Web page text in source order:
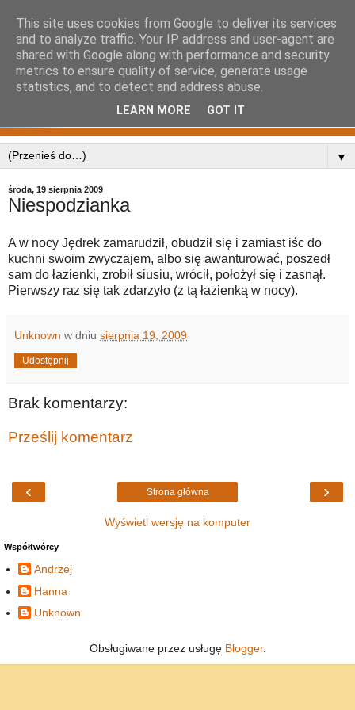
▼
środa, 19 sierpnia 2009
Niespodzianka
A w nocy Jędrek zamarudził, obudził się i zamiast iśc do
kuchni swoim zwyczajem, albo się awanturować, poszedł
sam do łazienki, zrobił siusiu, wrócił, położył się i zasnął.
Pierwszy raz się tak zdarzyło (z tą łazienką w nocy).
Unknown w dniu sierpnia 19, 2009
Udostępnij
Brak komentarzy:
Prześlij komentarz
‹ ›
Strona główna
Wyświetl wersję na komputer
Współtwórcy
Andrzej
Hanna
Unknown
Obsługiwane przez usługę Blogger.
This site uses cookies from Google to deliver its services
and to analyze traffic. Your IP address and user-agent are
shared with Google along with performance and security
metrics to ensure quality of service, generate usage
statistics, and to detect and address abuse.
LEARN MORE GOT IT